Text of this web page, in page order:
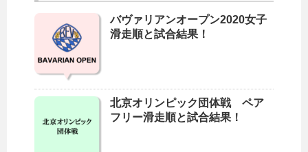
バヴァリアンオープン2020女子
滑走順と試合結果！
北京オリンピック団体戦 ペア
フリー滑走順と試合結果！